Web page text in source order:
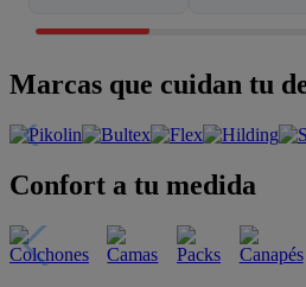
Marcas que cuidan tu
Confort a tu medida